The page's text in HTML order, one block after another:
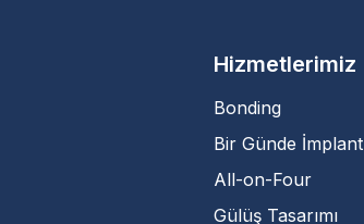
Hizmetlerimiz
Bonding
Bir Günde İmplant
All-on-Four
Gülüş Tasarımı